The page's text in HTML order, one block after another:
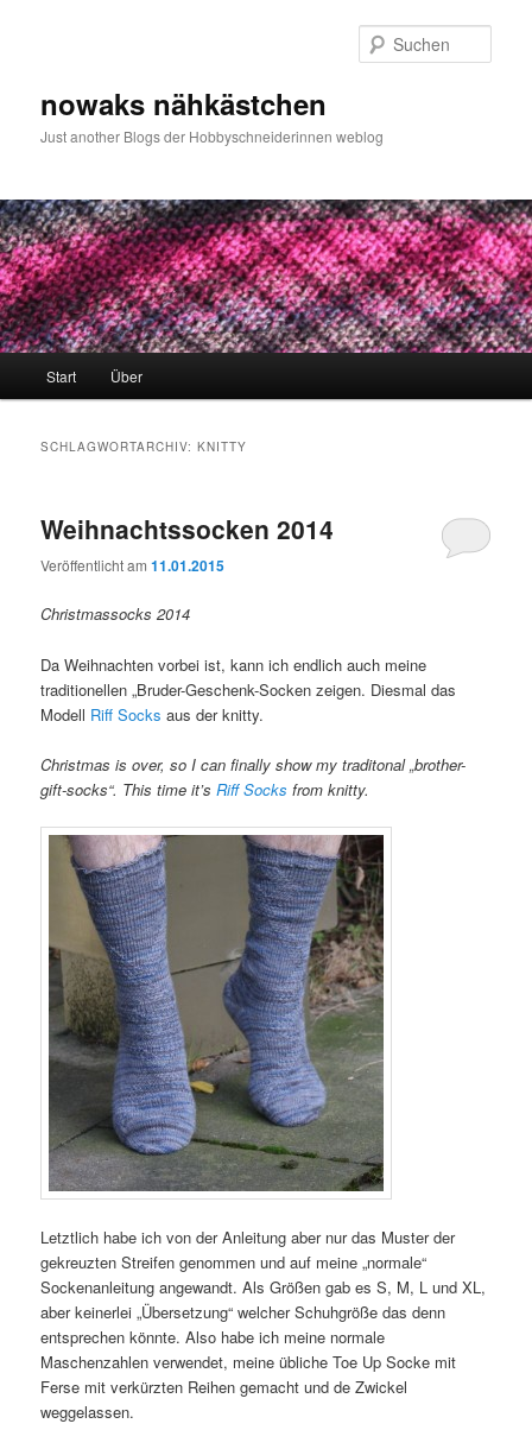
nowaks nähkästchen
Just another Blogs der Hobbyschneiderinnen weblog
Start Über
SCHLAGWORTARCHIV:KNITTY
Weihnachtssocken 2014
Veröffentlicht am11.01.2015
Christmassocks 2014
Da Weihnachten vorbei ist, kann ich endlich auch meine
traditionellen „Bruder-Geschenk-Socken zeigen. Diesmal das
Modell Riff Socks aus der knitty.
Christmas is over, so I can finally show my traditonal „brother-
gift-socks“. This time it’sRiff Socks from knitty.
Letztlich habe ich von der Anleitung aber nur das Muster der
gekreuzten Streifen genommen und auf meine „normale“
Sockenanleitung angewandt. Als Größen gab es S, M, L und XL,
aber keinerlei „Übersetzung“ welcher Schuhgröße das denn
entsprechen könnte. Also habe ich meine normale
Maschenzahlen verwendet, meine übliche Toe Up Socke mit
Ferse mit verkürzten Reihen gemacht und de Zwickel
weggelassen.